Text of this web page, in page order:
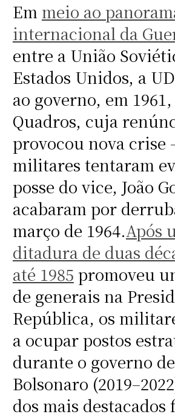
Em meio ao
internacional da
entre a União
Estados Unidos, a
ao governo, em
Quadros, cuja
provocou nova crise
militares tentaram
posse do vice, João
acabaram por
março de 1964.Após
ditadura de duas
até 1985 promoveu
de generais na
República, os
a ocupar postos
durante o governo
Bolsonaro
dos mais destacados